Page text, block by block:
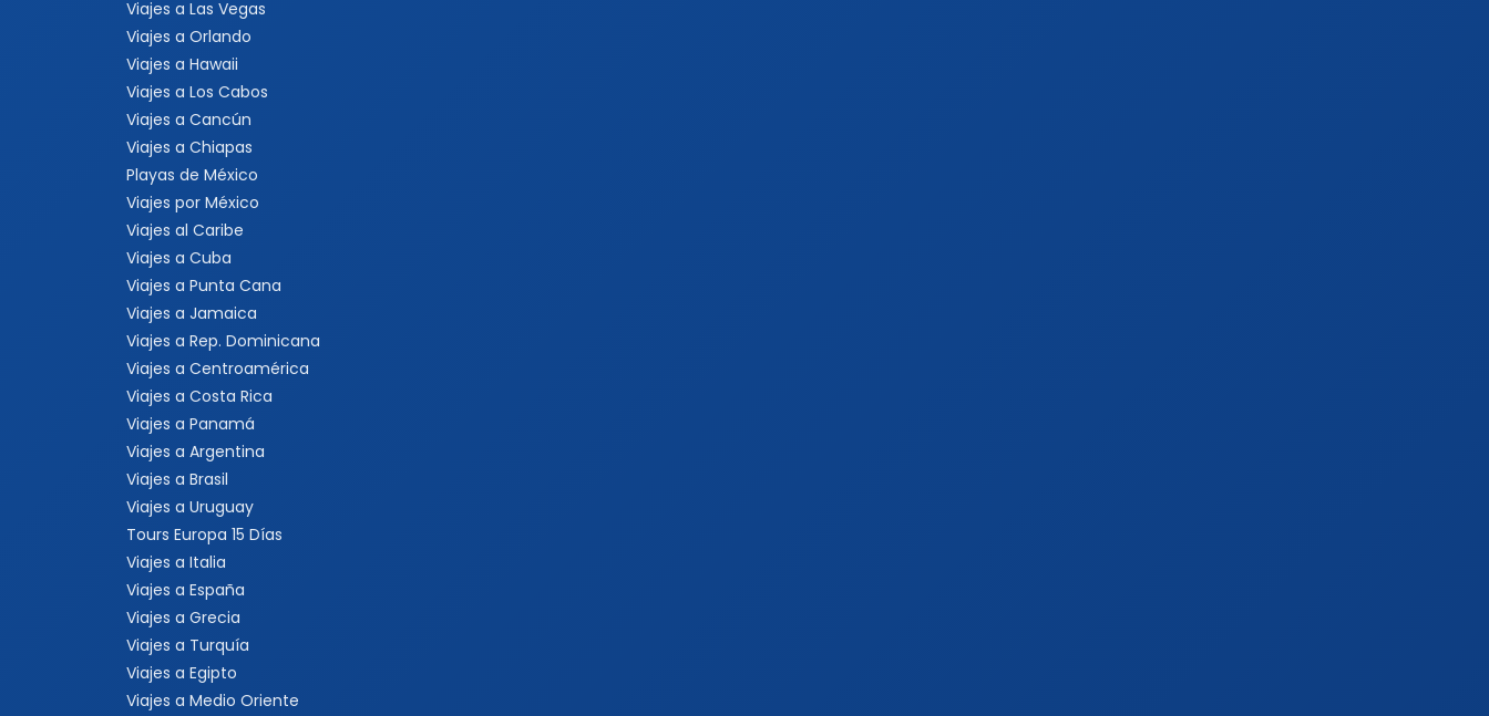
Viajes a Las Vegas
Viajes a Orlando
Viajes a Hawaii
Viajes a Los Cabos
Viajes a Cancún
Viajes a Chiapas
Playas de México
Viajes por México
Viajes al Caribe
Viajes a Cuba
Viajes a Punta Cana
Viajes a Jamaica
Viajes a Rep. Dominicana
Viajes a Centroamérica
Viajes a Costa Rica
Viajes a Panamá
Viajes a Argentina
Viajes a Brasil
Viajes a Uruguay
Tours Europa 15 Días
Viajes a Italia
Viajes a España
Viajes a Grecia
Viajes a Turquía
Viajes a Egipto
Viajes a Medio Oriente